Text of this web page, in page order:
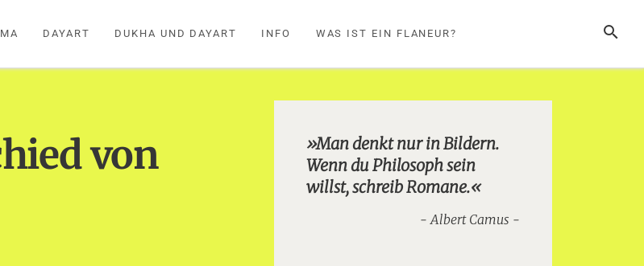
SUCHE
DAYART DUKHA UND DAYART INFO WAS IST EIN FLANEUR?
von
»Man denkt nur in Bildern.
Wenn du Philosoph sein
willst, schreib Romane.«
Albert Camus